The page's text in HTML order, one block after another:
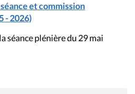
et commission
- 2026)
séance plénière du 29 mai